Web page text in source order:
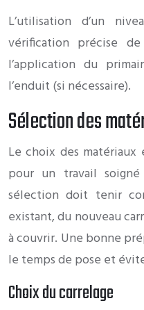
L’utilisation d’un
vérification précise
l’application du
l’enduit (si nécessaire).
Sélection des
Le choix des
pour un travail
sélection doit tenir
existant, du nouveau
à couvrir. Une bonne
le temps de pose et
Choix du carrelage